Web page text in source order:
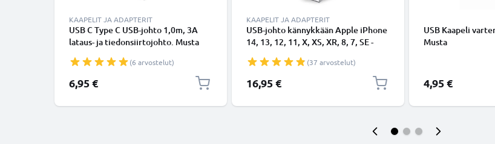
KAAPELIT JA ADAPTERIT
USB C Type C USB-johto 1,0m, 3A
lataus- ja tiedonsiirtojohto. Musta
USB-kaapeli
(6 arvostelut)
6,95 €
KAAPELIT JA ADAPTERIT
USB-johto kännykkään Apple iPhone
14, 13, 12, 11, X, XS, XR, 8, 7, SE -
Valkoinen datakaapeli(37 arvostelut)
16,95 €
USB Kaapeli
Musta
4,95 €